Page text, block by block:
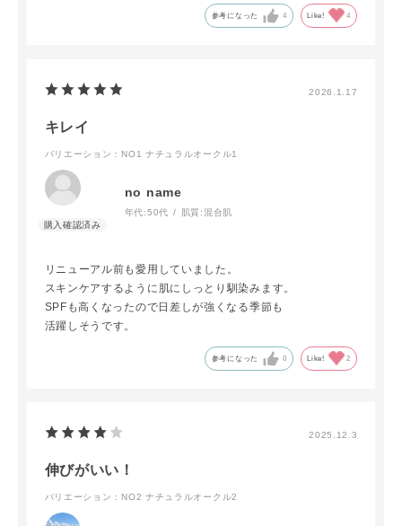
参考になった 4 Like! 4
2026.1.17
キレイ
バリエーション：NO1 ナチュラルオークル1
no name
年代:50代 肌質:混合肌
リニューアル前も愛用していました。
スキンケアするように肌にしっとり馴染みます。
SPFも高くなったので日差しが強くなる季節も
活躍しそうです。
参考になった 0 Like! 2
2025.12.3
伸びがいい！
バリエーション：NO2 ナチュラルオークル2